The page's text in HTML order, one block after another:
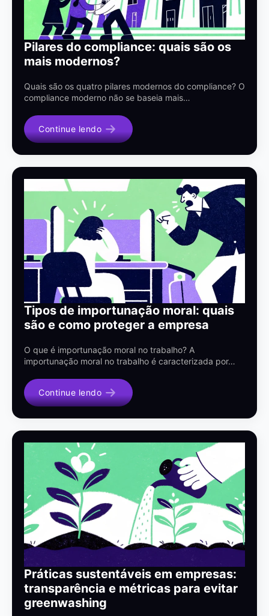
Pilares do compliance: quais são os
mais modernos?
Quais são os quatro pilares modernos do compliance? O
compliance moderno não se baseia mais…
Continue lendo
Tipos de importunação moral: quais
são e como proteger a empresa
O que é importunação moral no trabalho? A
importunação moral no trabalho é caracterizada por…
Continue lendo
Práticas sustentáveis em empresas:
transparência e métricas para evitar
greenwashing